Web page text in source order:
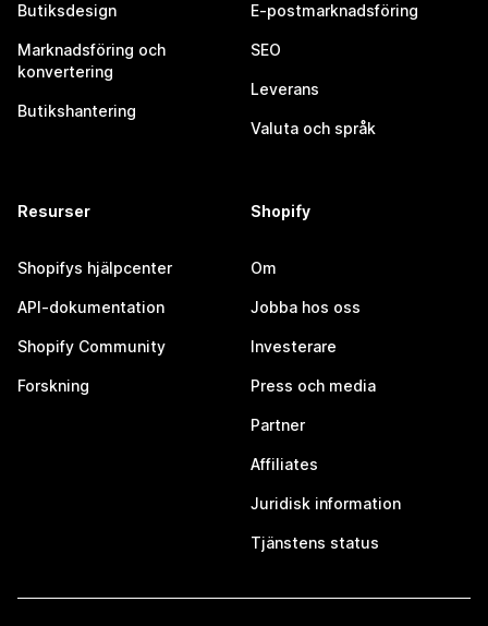
Butiksdesign
Marknadsföring och
konvertering
Butikshantering
E-postmarknadsföring
SEO
Leverans
Valuta och språk
Resurser
Shopifys hjälpcenter
API-dokumentation
Shopify Community
Forskning
Shopify
Om
Jobba hos oss
Investerare
Press och media
Partner
Affiliates
Juridisk information
Tjänstens status